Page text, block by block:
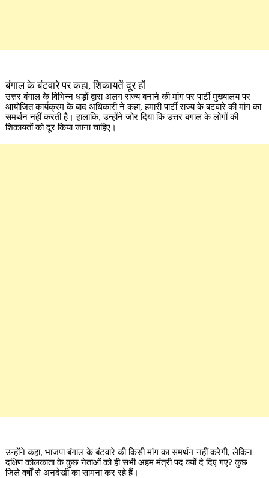
बंगाल के बंटवारे पर कहा, शिकायतें दूर हों
उत्तर बंगाल के विभिन्न धड़ों द्वारा अलग राज्य बनाने की मांग पर पार्टी मुख्यालय पर
आयोजित कार्यक्रम के बाद अधिकारी ने कहा, हमारी पार्टी राज्य के बंटवारे की मांग का
समर्थन नहीं करती है। हालांकि, उन्होंने जोर दिया कि उत्तर बंगाल के लोगों की
शिकायतों को दूर किया जाना चाहिए।
उन्होंने कहा, भाजपा बंगाल के बंटवारे की किसी मांग का समर्थन नहीं करेगी, लेकिन
दक्षिण कोलकाता के कुछ नेताओं को ही सभी अहम मंत्री पद क्यों दे दिए गए? कुछ
जिले वर्षों से अनदेखी का सामना कर रहे हैं।